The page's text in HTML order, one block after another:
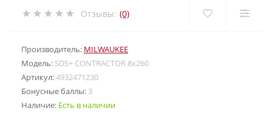
Отзывы: (0)
Производитель: MILWAUKEE
Модель: SDS+ CONTRACTOR 8x260
Артикул:4932471230
Бонусные баллы: 3
Наличие: Есть в наличии